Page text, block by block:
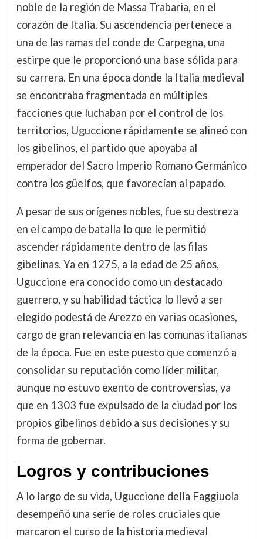
noble de la región de Massa Trabaria, en el
corazón de Italia. Su ascendencia pertenece a
una de las ramas del conde de Carpegna, una
estirpe que le proporcionó una base sólida para
su carrera. En una época donde la Italia medieval
se encontraba fragmentada en múltiples
facciones que luchaban por el control de los
territorios, Uguccione rápidamente se alineó con
los gibelinos, el partido que apoyaba al
emperador del Sacro Imperio Romano Germánico
contra los güelfos, que favorecían al papado.
A pesar de sus orígenes nobles, fue su destreza
en el campo de batalla lo que le permitió
ascender rápidamente dentro de las filas
gibelinas. Ya en 1275, a la edad de 25 años,
Uguccione era conocido como un destacado
guerrero, y su habilidad táctica lo llevó a ser
elegido podestá de Arezzo en varias ocasiones,
cargo de gran relevancia en las comunas italianas
de la época. Fue en este puesto que comenzó a
consolidar su reputación como líder militar,
aunque no estuvo exento de controversias, ya
que en 1303 fue expulsado de la ciudad por los
propios gibelinos debido a sus decisiones y su
forma de gobernar.
Logros y contribuciones
A lo largo de su vida, Uguccione della Faggiuola
desempeñó una serie de roles cruciales que
marcaron el curso de la historia medieval